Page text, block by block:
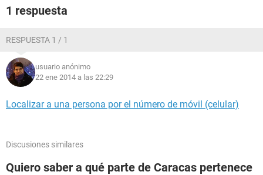
1 respuesta
RESPUESTA 1 / 1
usuario anónimo
22 ene 2014 a las 22:29
Localizar a una persona por el número de móvil (celular)
Discusiones similares
Quiero saber a qué parte de Caracas pertenece